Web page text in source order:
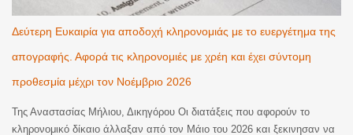
χρονικό σημείο της αναγνώρισης κι εντεύθεν. Στην προκειμένη
καταλοίπου, η τελευταία...
Δεύτερη Ευκαιρία για αποδοχή κληρονομιάς με το ευεργέτημα της
απογραφής. Αφορά τις κληρονομιές με χρέη και έχει σύντομη
προθεσμία μέχρι τον Νοέμβριο 2026
Της Αναστασίας Μήλιου, Δικηγόρου Οι διατάξεις που αφορούν το
κληρονομικό δίκαιο άλλαξαν από τον Μάιο του 2026 και ξεκινησαν να